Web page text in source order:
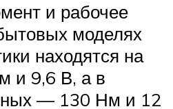
и рабочее
моделях
находятся на
и 9,6 В, а в
— 130 Нм и 12